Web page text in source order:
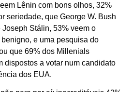
Lênin com bons olhos, 32%
seriedade, que George W. Bush
Stálin, 53% veem o
e uma pesquisa do
que 69% dos Millenials
dispostos a votar num candidato
dos EUA.